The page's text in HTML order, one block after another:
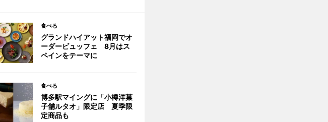
食べる
グランドハイアット福岡でオ
ーダービュッフェ 8月はス
ペインをテーマに
食べる
博多駅マイングに「小樽洋菓
子舗ルタオ」限定店 夏季限
定商品も